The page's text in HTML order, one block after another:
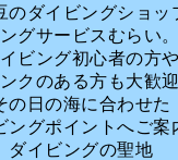
のダイビングショッ
ングサービスむらい
ビング初心者の方や
クのある方も大歓迎
の日の海に合わせた
ングポイントへご案
ダイビングの聖地